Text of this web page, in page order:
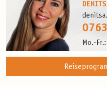
Mo.-